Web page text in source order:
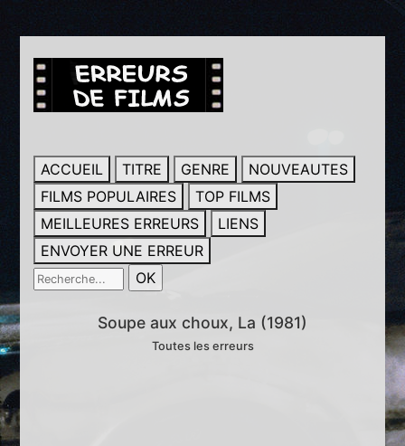
ACCUEIL TITRE GENRE
NOUVEAUTES
FILMS POPULAIRES
TOP FILMS
MEILLEURES ERREURS
LIENS
ENVOYER UNE ERREUR
Soupe aux choux, La (1981)
Toutes les erreurs